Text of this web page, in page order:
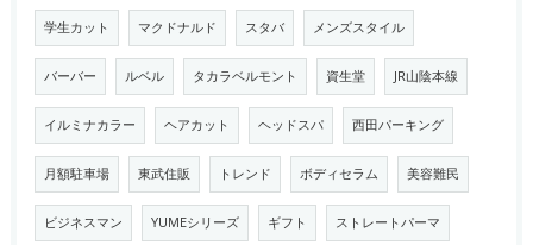
学生カット マクドナルド スタバ メンズスタイル
バーバー ルベル タカラベルモント 資生堂 JR山陰本線
イルミナカラー ヘアカット ヘッドスパ 西田パーキング
月額駐車場 東武住販 トレンド ボディセラム 美容難民
ビジネスマン YUMEシリーズ ギフト ストレートパーマ